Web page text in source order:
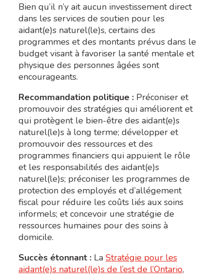
Bien qu’il n’y ait aucun investissement direct
dans les services de soutien pour les
aidant(e)s naturel(le)s, certains des
programmes et des montants prévus dans le
budget visant à favoriser la santé mentale et
physique des personnes âgées sont
encourageants.
Recommandation politique : Préconiser et
promouvoir des stratégies qui améliorent et
qui protègent le bien-être des aidant(e)s
naturel(le)s à long terme; développer et
promouvoir des ressources et des
programmes financiers qui appuient le rôle
et les responsabilités des aidant(e)s
naturel(le)s; préconiser les programmes de
protection des employés et d’allégement
fiscal pour réduire les coûts liés aux soins
informels; et concevoir une stratégie de
ressources humaines pour des soins à
domicile.
Succès étonnant : La Stratégie pour les
aidant(e)s naturel(le)s de l’est de l’Ontario,